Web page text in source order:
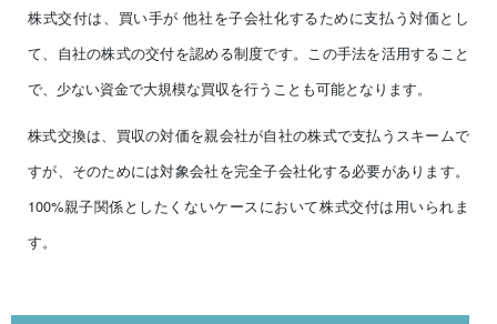
株式交付は、買い手が 他社を子会社化するために支払う対価とし
て、自社の株式の交付を認める制度です。この手法を活用すること
で、少ない資金で大規模な買収を行うことも可能となります。
株式交換は、買収の対価を親会社が自社の株式で支払うスキームで
すが、そのためには対象会社を完全子会社化する必要があります。
100%親子関係としたくないケースにおいて株式交付は用いられま
す。